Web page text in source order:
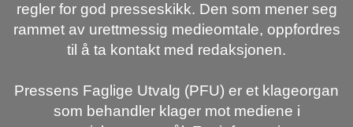
regler for god presseskikk. Den som mener seg
rammet av urettmessig medieomtale, oppfordres
til å ta kontakt med redaksjonen.
Pressens Faglige Utvalg (PFU) er et klageorgan
som behandler klager mot mediene i